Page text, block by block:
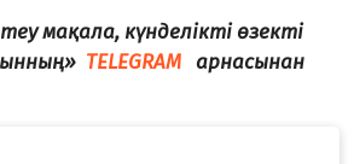
мақала, күнделікті өзекті
TELEGRAM арнасынан